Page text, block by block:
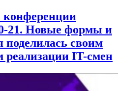
конференции
21. Новые формы и
своим
IT-смен